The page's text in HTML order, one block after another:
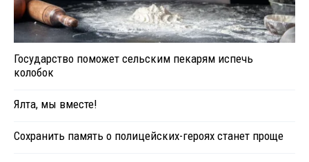
Государство поможет сельским пекарям испечь
колобок
Ялта, мы вместе!
Сохранить память о полицейских-героях станет проще